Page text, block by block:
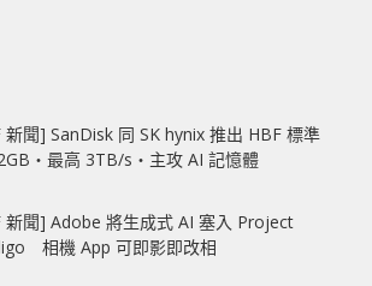
新聞] SanDisk 同 SK hynix 推出 HBF 標準
最高 3TB/s‧主攻 AI 記憶體
新聞] Adobe 將生成式 AI 塞入 Project
相機 App 可即影即改相